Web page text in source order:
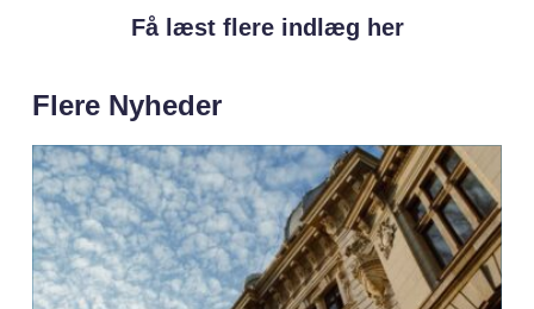
Få læst flere indlæg her
Flere Nyheder